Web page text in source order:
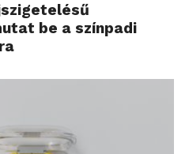
be a színpadi